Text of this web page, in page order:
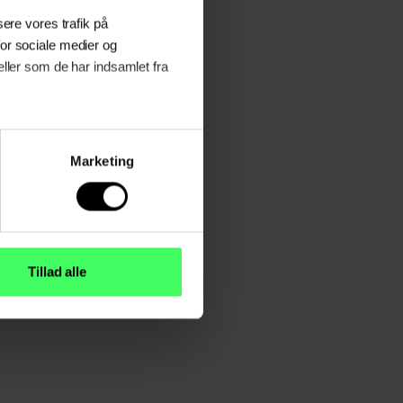
vores trafik på
sociale medier og
som de har indsamlet fra
Marketing
Tillad alle